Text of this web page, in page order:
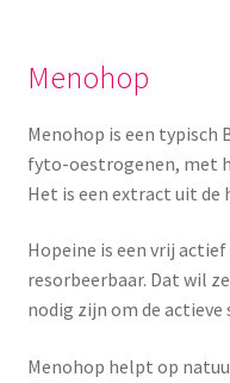
Menohop
Menohop is een typisch
fyto-oestrogenen, met
Het is een extract uit de
Hopeine is een vrij
resorbeerbaar. Dat wil
nodig zijn om de
Menohop helpt op